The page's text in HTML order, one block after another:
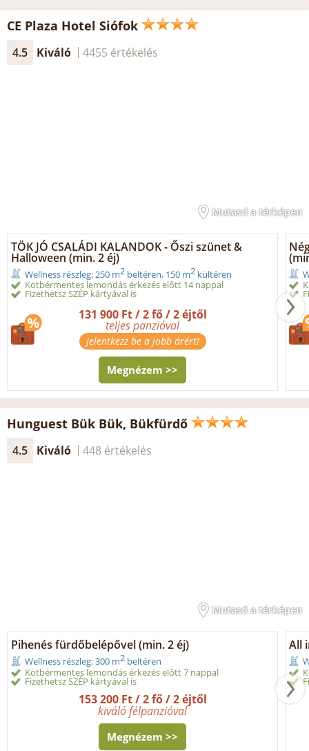
CE Plaza Hotel Siófok
4.5 Kiváló 4455 értékelés
Mutasd a térképen
TÖK JÓ CSALÁDI KALANDOK - Őszi szünet &
Halloween (min. 2 éj)
Wellness részleg: 250 m2 beltéren, 150 m2 kültéren
Kötbérmentes lemondás érkezés előtt 14 nappal
Fizethetsz SZÉP kártyával is
131 900 Ft / 2 fő / 2 éjtől
teljes panzióval
Jelentkezz be a jobb árért!
Megnézem >>
Hunguest Bük Bük, Bükfürdő
4.5 Kiváló 448 értékelés
Mutasd a térképen
Pihenés fürdőbelépővel (min. 2 éj)
Wellness részleg: 300 m2 beltéren
Kötbérmentes lemondás érkezés előtt 7 nappal
Fizethetsz SZÉP kártyával is
153 200 Ft / 2 fő / 2 éjtől
kiváló félpanzióval
Megnézem >>
All